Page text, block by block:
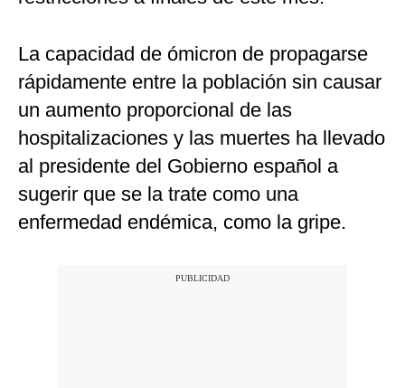
La capacidad de ómicron de propagarse
rápidamente entre la población sin causar
un aumento proporcional de las
hospitalizaciones y las muertes ha llevado
al presidente del Gobierno español a
sugerir que se la trate como una
enfermedad endémica, como la gripe.